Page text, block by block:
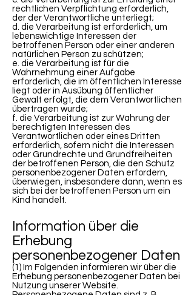
rechtlichen Verpflichtung erforderlich,
der der Verantwortliche unterliegt;
d. die Verarbeitung ist erforderlich, um
lebenswichtige Interessen der
betroffenen Person oder einer anderen
natürlichen Person zu schützen;
e. die Verarbeitung ist für die
Wahrnehmung einer Aufgabe
erforderlich, die im öffentlichen Interesse
liegt oder in Ausübung öffentlicher
Gewalt erfolgt, die dem Verantwortlichen
übertragen wurde;
f. die Verarbeitung ist zur Wahrung der
berechtigten Interessen des
Verantwortlichen oder eines Dritten
erforderlich, sofern nicht die Interessen
oder Grundrechte und Grundfreiheiten
der betroffenen Person, die den Schutz
personenbezogener Daten erfordern,
überwiegen, insbesondere dann, wenn es
sich bei der betroffenen Person um ein
Kind handelt.
Information über die
Erhebung
personenbezogener Daten
(1) Im Folgenden informieren wir über die
Erhebung personenbezogener Daten bei
Nutzung unserer Website.